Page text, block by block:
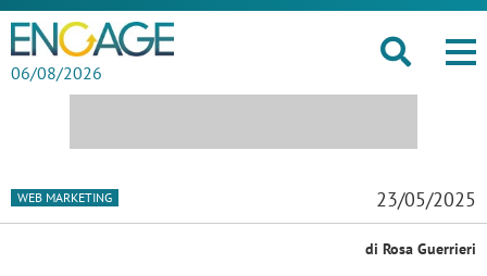
06/08/2026
WEB MARKETING 23/05/2025
di Rosa Guerrieri